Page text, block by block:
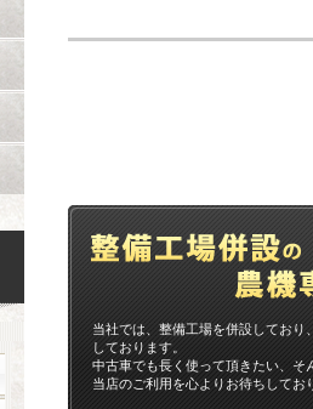
当社では、整備工場を併設してお
しております。
中古車でも長く使って頂きたい、そ
当店のご利用を心よりお待ちしてお